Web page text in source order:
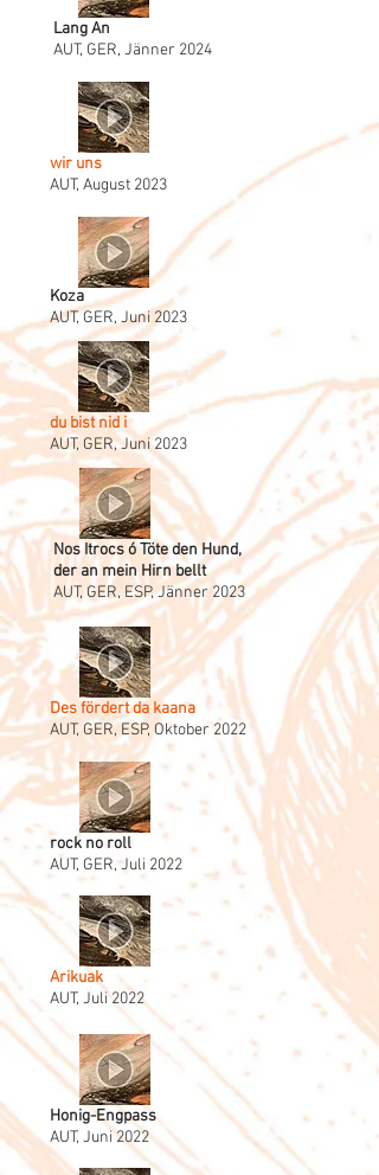
Lang An
AUT, GER, Jänner 2024
wir uns
AUT, August 2023
Koza
AUT, GER, Juni 2023
du bist nid i
AUT, GER, Juni 2023
Nos Itrocs ó Töte den Hund,
der an mein Hirn bellt
AUT, GER, ESP, Jänner 2023
Des fördert da kaana
AUT, GER, ESP, Oktober 2022
rock no roll
AUT, GER, Juli 2022
Arikuak
AUT, Juli 2022
Honig-Engpass
AUT, Juni 2022